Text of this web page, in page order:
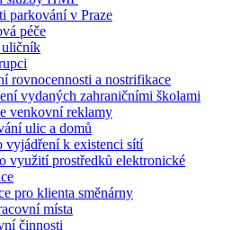
parkování v Praze
péče
uličník
rovnocennosti a nostrifikace
vydaných zahraničními školami
venkovní reklamy
ulic a domů
vyjádření k existenci sítí
využití prostředků elektronické
pro klienta směnárny
místa
činnosti